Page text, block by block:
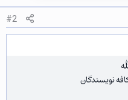
#2
نویسندگان